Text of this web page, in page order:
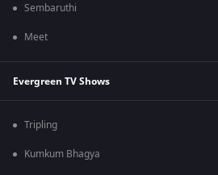
Sembaruthi
Meet
Evergreen TV Shows
Tripling
Kumkum Bhagya